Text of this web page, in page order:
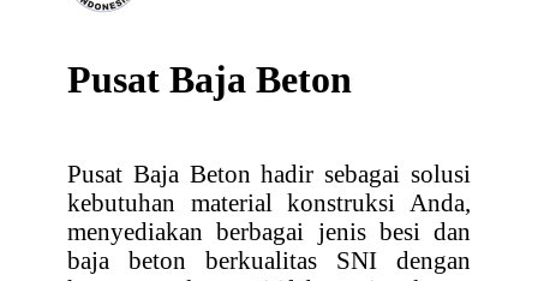
Pusat Baja Beton
Pusat Baja Beton hadir sebagai solusi
kebutuhan material konstruksi Anda,
menyediakan berbagai jenis besi dan
baja beton berkualitas SNI dengan